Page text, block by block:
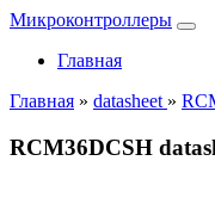
Микроконтроллеры
Главная
Главная » datasheet »
RCM36DCSH